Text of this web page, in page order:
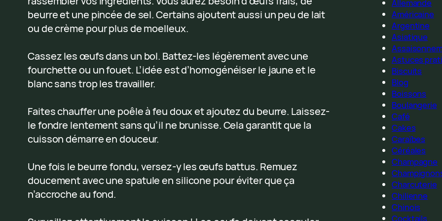
beurre et une pincée de sel. Certains ajoutent aussi un peu de lait
ou de crème pour plus de moelleux.
Cassez les œufs dans un bol. Battez-les légèrement avec une
fourchette ou un fouet. L’idée est d’homogénéiser le jaune et le
blanc sans trop les travailler.
Faites chauffer une poêle à feu doux et ajoutez du beurre. Laissez-
le fondre lentement sans qu’il ne brunisse. Cela garantit que la
cuisson démarre en douceur.
Une fois le beurre fondu, versez-y les œufs battus. Remuez
doucement avec une spatule en silicone pour éviter que ça
n’accroche au fond.
Allemande
Américaine
Argentine
Asiatique
Astuces
Biscuits
Blog
Boissons
Boulangerie
Café
Cakes
Caraïbes
Céréales
Champagne
Charcuterie
Chilienne
Chinois
Cocktails